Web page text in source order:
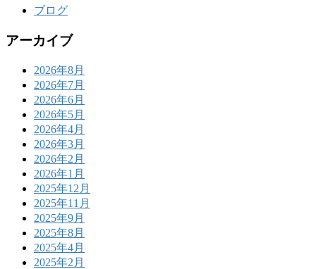
ブログ
アーカイブ
2026年8月
2026年7月
2026年6月
2026年5月
2026年4月
2026年3月
2026年2月
2026年1月
2025年12月
2025年11月
2025年9月
2025年8月
2025年4月
2025年2月